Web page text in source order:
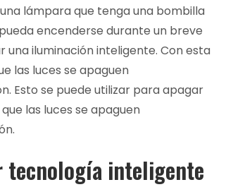
lámpara que tenga una bombilla
encenderse durante un breve
iluminación inteligente. Con esta
las luces se apaguen
Esto se puede utilizar para apagar
las luces se apaguen
tecnología inteligente